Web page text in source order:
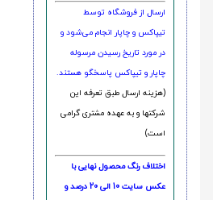
ارسال از فروشگاه توسط
تیپاکس و چاپار انجام می‌شود و
در مورد تاریخ رسیدن مرسوله
چاپار و تیپاکس پاسخگو هستند.
(هزینه ارسال طبق تعرفه این
شرکتها و به عهده مشتری گرامی
است)
اختلاف رنگ محصول نهایی با
عکس سایت 10 الی 20 درصد و